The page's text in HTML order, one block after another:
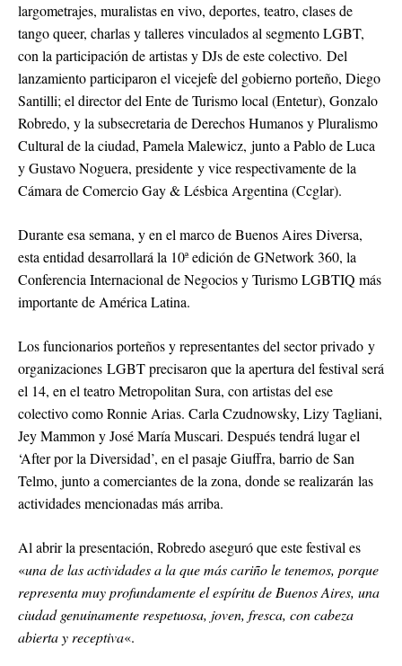
largometrajes, muralistas en vivo, deportes, teatro, clases de
tango queer, charlas y talleres vinculados al segmento LGBT,
con la participación de artistas y DJs de este colectivo. Del
lanzamiento participaron el vicejefe del gobierno porteño, Diego
Santilli; el director del Ente de Turismo local (Entetur), Gonzalo
Robredo, y la subsecretaria de Derechos Humanos y Pluralismo
Cultural de la ciudad, Pamela Malewicz, junto a Pablo de Luca
y Gustavo Noguera, presidente y vice respectivamente de la
Cámara de Comercio Gay & Lésbica Argentina (Ccglar).
Durante esa semana, y en el marco de Buenos Aires Diversa,
esta entidad desarrollará la 10ª edición de GNetwork 360, la
Conferencia Internacional de Negocios y Turismo LGBTIQ más
importante de América Latina.
Los funcionarios porteños y representantes del sector privado y
organizaciones LGBT precisaron que la apertura del festival será
el 14, en el teatro Metropolitan Sura, con artistas del ese
colectivo como Ronnie Arias. Carla Czudnowsky, Lizy Tagliani,
Jey Mammon y José María Muscari. Después tendrá lugar el
‘After por la Diversidad’, en el pasaje Giuffra, barrio de San
Telmo, junto a comerciantes de la zona, donde se realizarán las
actividades mencionadas más arriba.
Al abrir la presentación, Robredo aseguró que este festival es
«una de las actividades a la que más cariño le tenemos, porque
representa muy profundamente el espíritu de Buenos Aires, una
ciudad genuinamente respetuosa, joven, fresca, con cabeza
abierta y receptiva«.